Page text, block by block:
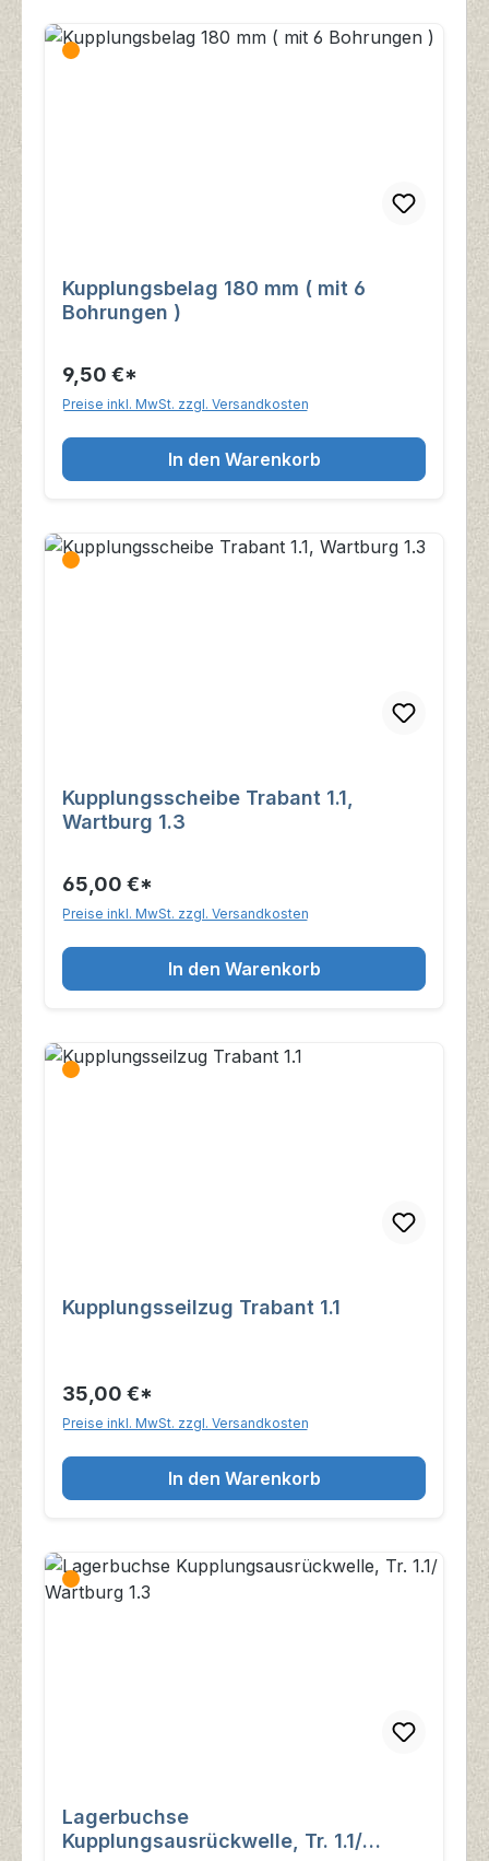
Kupplungsbelag 180 mm ( mit 6
Bohrungen )
9,50 €*
Preise inkl. MwSt. zzgl. Versandkosten
In den Warenkorb
Kupplungsscheibe Trabant 1.1,
Wartburg 1.3
65,00 €*
Preise inkl. MwSt. zzgl. Versandkosten
In den Warenkorb
Kupplungsseilzug Trabant 1.1
35,00 €*
Preise inkl. MwSt. zzgl. Versandkosten
In den Warenkorb
Lagerbuchse
Kupplungsausrückwelle, Tr. 1.1/